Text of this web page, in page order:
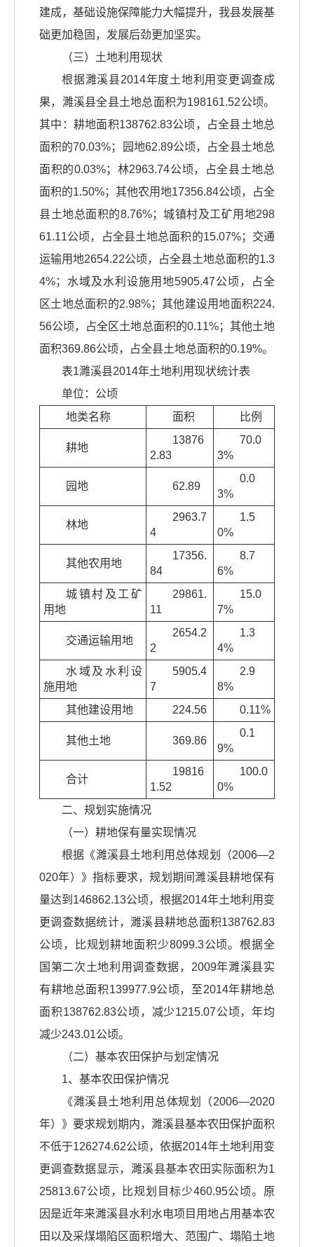
建成，基础设施保障能力大幅提升，我县发展基
础更加稳固，发展后劲更加坚实。
（三）土地利用现状
根据濉溪县2014年度土地利用变更调查成
果，濉溪县全县土地总面积为198161.52公顷。
其中：耕地面积138762.83公顷，占全县土地总
面积的70.03%；园地62.89公顷，占全县土地总
面积的0.03%；林2963.74公顷，占全县土地总
面积的1.50%；其他农用地17356.84公顷，占全
县土地总面积的8.76%；城镇村及工矿用地298
61.11公顷，占全县土地总面积的15.07%；交通
运输用地2654.22公顷，占全县土地总面积的1.3
4%；水域及水利设施用地5905.47公顷，占全
区土地总面积的2.98%；其他建设用地面积224.
56公顷，占全区土地总面积的0.11%；其他土地
面积369.86公顷，占全县土地总面积的0.19%。
表1濉溪县2014年土地利用现状统计表
单位：公顷
地类名称
面积 比例
耕地
13876
2.83
70.0
3%
园地 62.89
0.0
3%
林地
2963.7
4
1.5
0%
其他农用地
17356.
84
8.7
6%
城镇村及工矿
用地
29861.
11
15.0
7%
交通运输用地
2654.2
2
1.3
4%
水域及水利设
施用地
5905.4
7
2.9
8%
其他建设用地
224.56 0.11%
其他土地 369.86
0.1
9%
合计
19816
1.52
100.0
0%
二、规划实施情况
（一）耕地保有量实现情况
根据《濉溪县土地利用总体规划（2006—2
020年）》指标要求，规划期间濉溪县耕地保有
量达到146862.13公顷，根据2014年土地利用变
更调查数据统计，濉溪县耕地总面积138762.83
公顷，比规划耕地面积少8099.3公顷。根据全
国第二次土地利用调查数据，2009年濉溪县实
有耕地总面积139977.9公顷，至2014年耕地总
面积138762.83公顷，减少1215.07公顷，年均
减少243.01公顷。
（二）基本农田保护与划定情况
1、基本农田保护情况
《濉溪县土地利用总体规划（2006—2020
年）》要求规划期内，濉溪县基本农田保护面积
不低于126274.62公顷，依据2014年土地利用变
更调查数据显示，濉溪县基本农田实际面积为1
25813.67公顷，比规划目标少460.95公顷。原
因是近年来濉溪县水利水电项目用地占用基本农
田以及采煤塌陷区面积增大、范围广、塌陷土地